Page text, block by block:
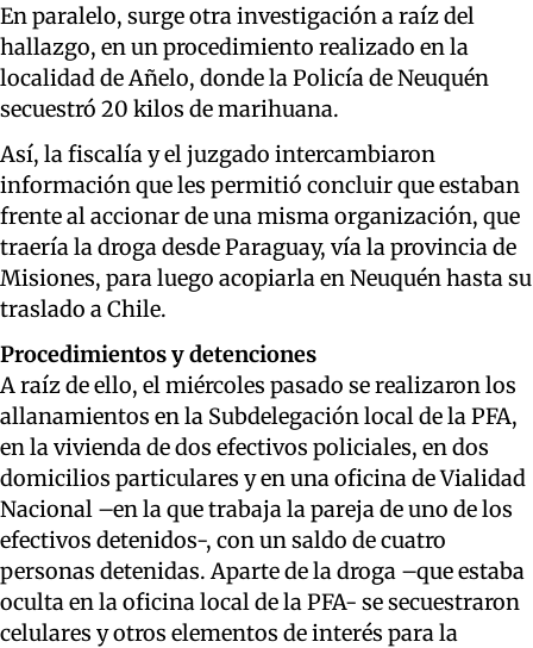
En paralelo, surge otra investigación a raíz del
hallazgo, en un procedimiento realizado en la
localidad de Añelo, donde la Policía de Neuquén
secuestró 20 kilos de marihuana.
Así, la fiscalía y el juzgado intercambiaron
información que les permitió concluir que estaban
frente al accionar de una misma organización, que
traería la droga desde Paraguay, vía la provincia de
Misiones, para luego acopiarla en Neuquén hasta su
traslado a Chile.
Procedimientos y detenciones
A raíz de ello, el miércoles pasado se realizaron los
allanamientos en la Subdelegación local de la PFA,
en la vivienda de dos efectivos policiales, en dos
domicilios particulares y en una oficina de Vialidad
Nacional –en la que trabaja la pareja de uno de los
efectivos detenidos-, con un saldo de cuatro
personas detenidas. Aparte de la droga –que estaba
oculta en la oficina local de la PFA- se secuestraron
celulares y otros elementos de interés para la